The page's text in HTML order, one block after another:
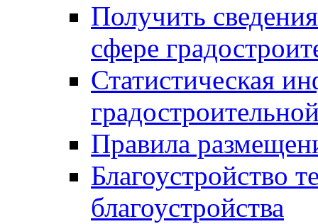
Получить
сфере
Статистическая
Правила
Благоустройство
благоустройства